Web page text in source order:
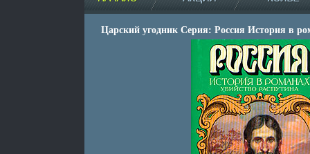
Царский угодник Серия: Россия История в